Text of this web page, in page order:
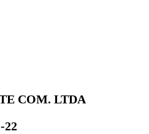
COM. LTDA
22